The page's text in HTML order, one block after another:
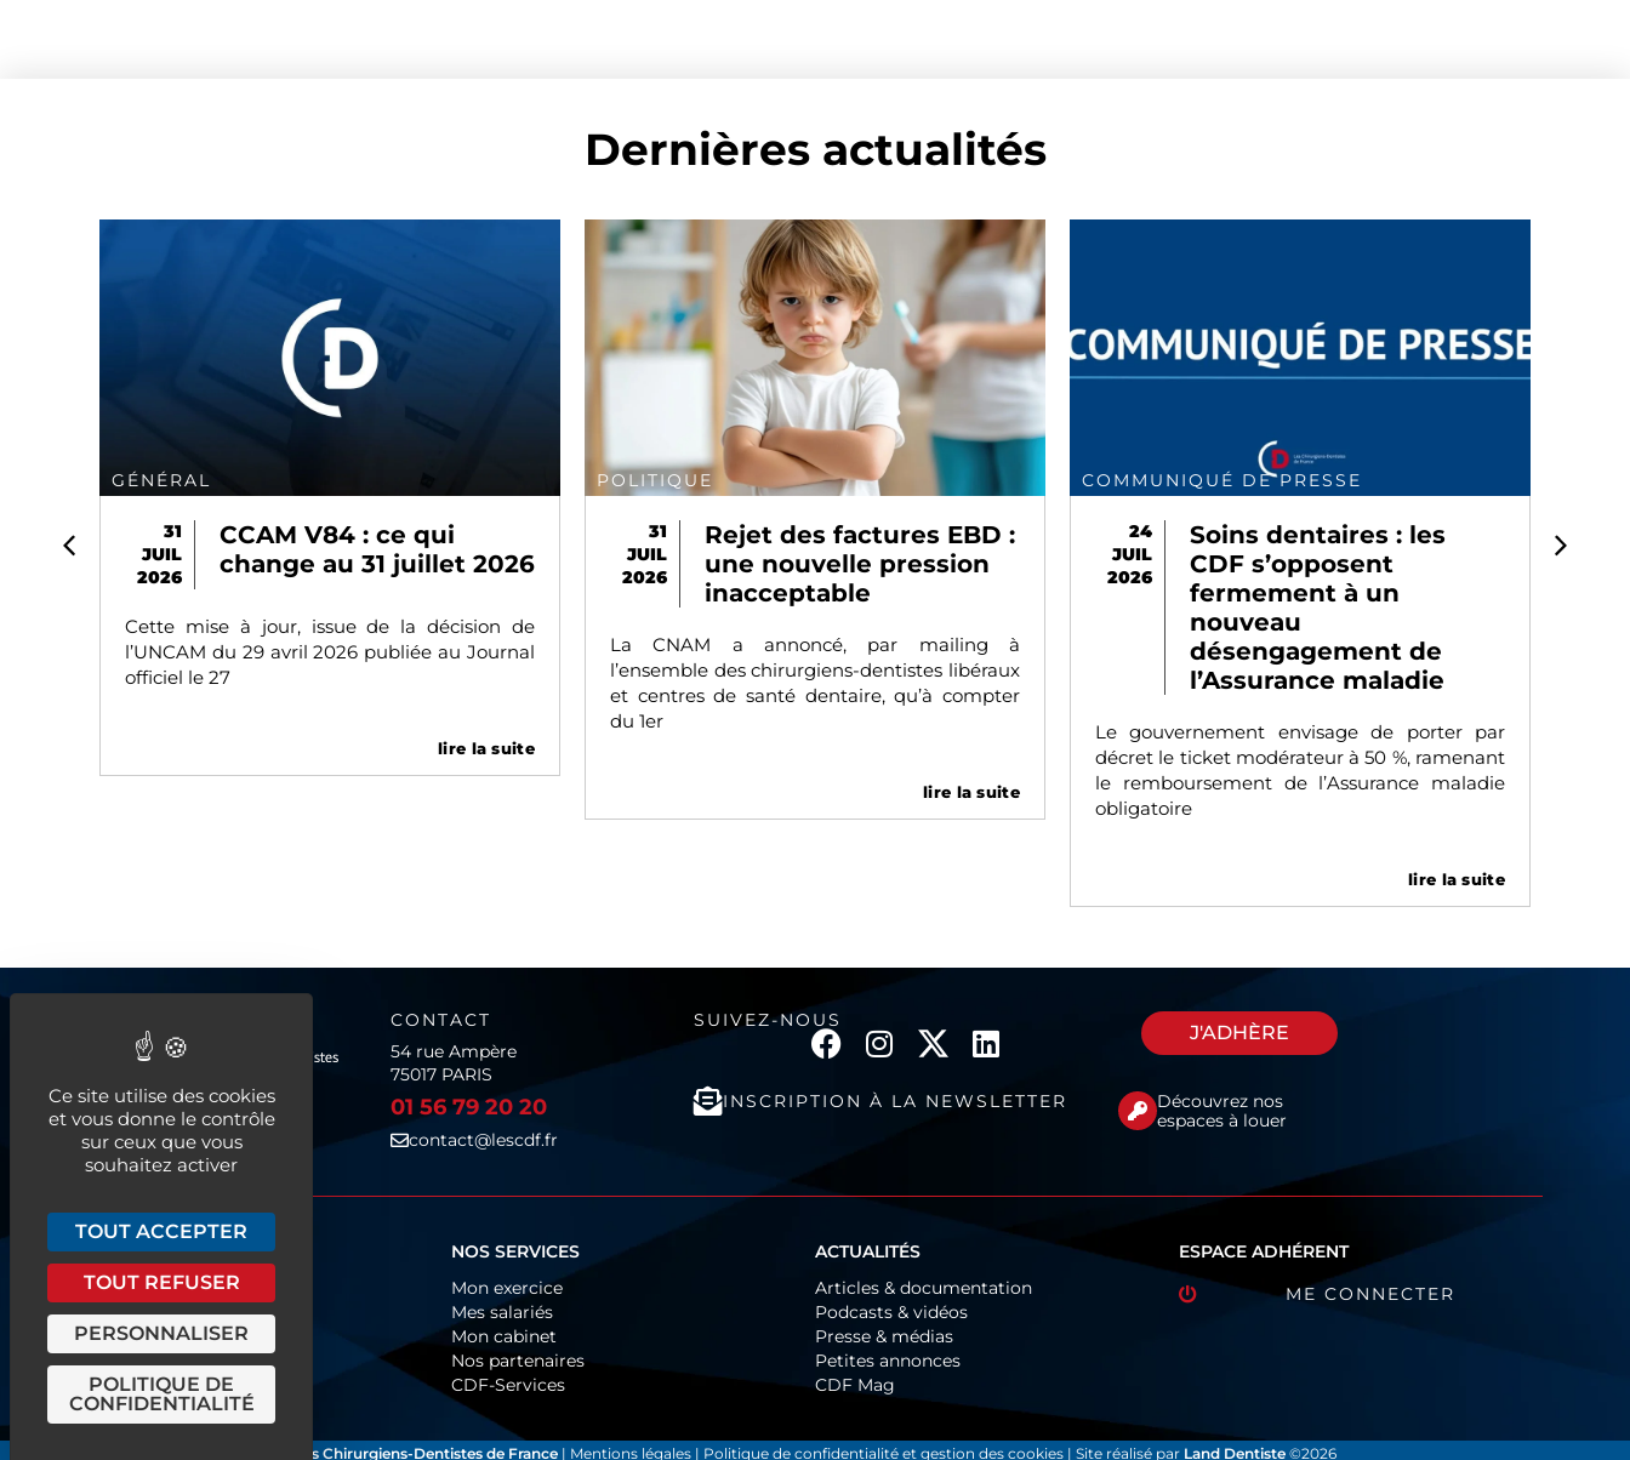
Dernières actualités
GÉNÉRAL
31
JUIL
2026
CCAM V84 : ce qui
change au 31 juillet 2026
Cette mise à jour, issue de la décision de
l’UNCAM du 29 avril 2026 publiée au Journal
officiel le 27
lire la suite
POLITIQUE
31
JUIL
2026
Rejet des factures EBD :
une nouvelle pression
inacceptable
La CNAM a annoncé, par mailing à
l’ensemble des chirurgiens-dentistes libéraux
et centres de santé dentaire, qu’à compter
du 1er
lire la suite
COMMUNIQUÉ DE PRESSE
24
JUIL
2026
Soins dentaires : les
CDF s’opposent
fermement à un
nouveau
désengagement de
l’Assurance maladie
Le gouvernement envisage de porter par
décret le ticket modérateur à 50 %, ramenant
le remboursement de l’Assurance maladie
obligatoire
lire la suite
CONTACT
54 rue Ampère
75017 PARIS
01 56 79 20 20
contact@lescdf.fr
SUIVEZ-NOUS
INSCRIPTION À LA NEWSLETTER
J'ADHÈRE
Découvrez nos
espaces à louer
QUI SOMMES-NOUS ?
Fonctionnement
Organigramme
Historique
Europe & International
Les CDF près de chez vous
NOS SERVICES
Mon exercice
Mes salariés
Mon cabinet
Nos partenaires
CDF-Services
ACTUALITÉS
Articles & documentation
Podcasts & vidéos
Presse & médias
Petites annonces
CDF Mag
ESPACE ADHÉRENT
ME CONNECTER
Les Chirurgiens-Dentistes de France| Mentions légales | Politique de confidentialité et gestion des cookies| Site réalisé par Land Dentiste©2026
Ce site utilise des cookies
et vous donne le contrôle
sur ceux que vous
souhaitez activer
TOUT ACCEPTER
TOUT REFUSER
PERSONNALISER
POLITIQUE DE
CONFIDENTIALITÉ